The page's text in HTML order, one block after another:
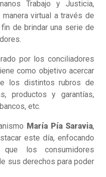
Trabajo y Justicia,
virtual a través de
de brindar una serie de
por los conciliadores
como objetivo acercar
los distintos rubros de
productos y garantías,
etc.
María Pía Saravia,
este día, enfocando
los consumidores
sus derechos para poder